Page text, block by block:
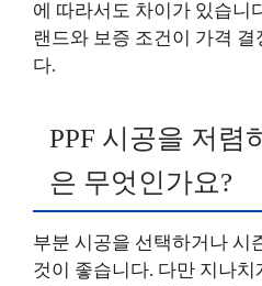
에 따라서도 차이가 있습니
랜드와 보증 조건이 가격 결
다.
PPF 시공을 저렴
은 무엇인가요?
부분 시공을 선택하거나 시
것이 좋습니다. 다만 지나